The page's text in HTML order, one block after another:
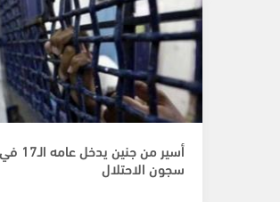
أسير من جنين يدخل عامه الـ17 في
سجون الاحتلال